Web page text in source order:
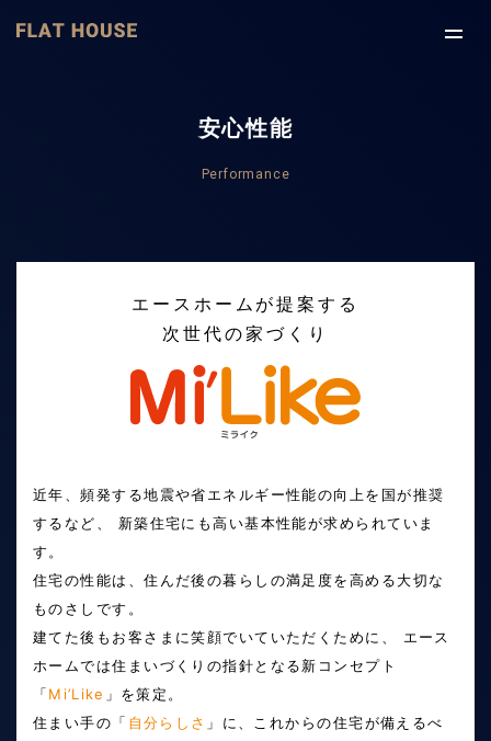
安心性能
Performance
エースホームが提案する
次世代の家づくり
近年、頻発する地震や省エネルギー性能の向上を国が推奨
するなど、
新築住宅にも高い基本性能が求められていま
す。
住宅の性能は、住んだ後の暮らしの満足度を高める大切な
ものさしです。
建てた後もお客さまに笑顔でいていただくために、
エース
ホームでは住まいづくりの指針となる新コンセプト
「Mi’Like 」を策定。
住まい手の「 自分らしさ 」に、これからの住宅が備えるべ